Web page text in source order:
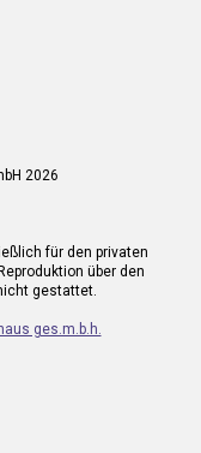
2026
für den privaten
über den
gestattet.
ges.m.b.h.